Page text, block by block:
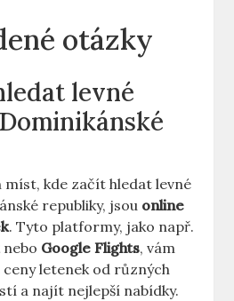
otázky
levné
míst, kde začít hledat levné
republiky, jsou online
. Tyto platformy, jako např.
nebo Google Flights, vám
letenek od různých
a najít nejlepší nabídky.